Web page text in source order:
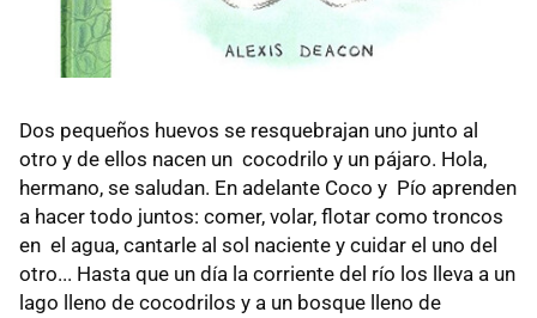
Dos pequeños huevos se resquebrajan uno junto al
otro y de ellos nacen un cocodrilo y un pájaro. Hola,
hermano, se saludan. En adelante Coco y Pío aprenden
a hacer todo juntos: comer, volar, flotar como troncos
en el agua, cantarle al sol naciente y cuidar el uno del
otro... Hasta que un día la corriente del río los lleva a un
lago lleno de cocodrilos y a un bosque lleno de